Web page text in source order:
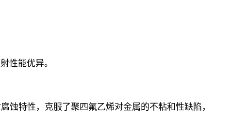
性能优异。
蚀特性，克服了聚四氟乙烯对金属的不粘和性缺陷，